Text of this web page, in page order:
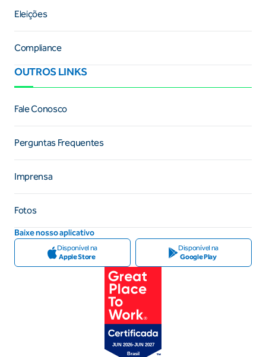
Eleições
Compliance
OUTROS LINKS
Fale Conosco
Perguntas Frequentes
Imprensa
Fotos
Baixe nosso aplicativo
Disponível na
Apple Store
Disponível na
Google Play